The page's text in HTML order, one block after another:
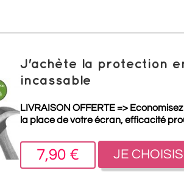
J'achète la protection
incassable
LIVRAISON OFFERTE => Economisez
la place de votre écran, efficacité
7,90 € JE CHOISIS